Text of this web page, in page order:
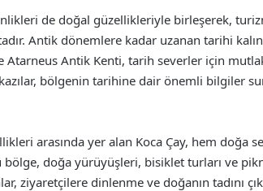
de doğal güzellikleriyle birleşerek,
Antik dönemlere kadar uzanan tarihi
Atarneus Antik Kenti, tarih severler için
bölgenin tarihine dair önemli bilgiler
arasında yer alan Koca Çay, hem doğa
doğa yürüyüşleri, bisiklet turları ve
ziyaretçilere dinlenme ve doğanın tadını